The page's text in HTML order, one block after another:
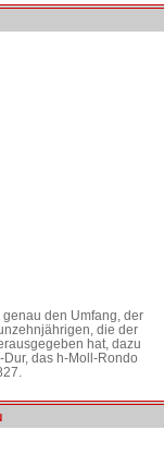
den Umfang, der
die der
hat, dazu
Dur, das h-Moll-Rondo